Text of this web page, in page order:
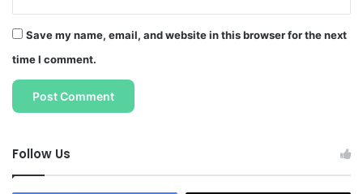
Save my name, email, and website in this browser for the next
time I comment.
Follow Us